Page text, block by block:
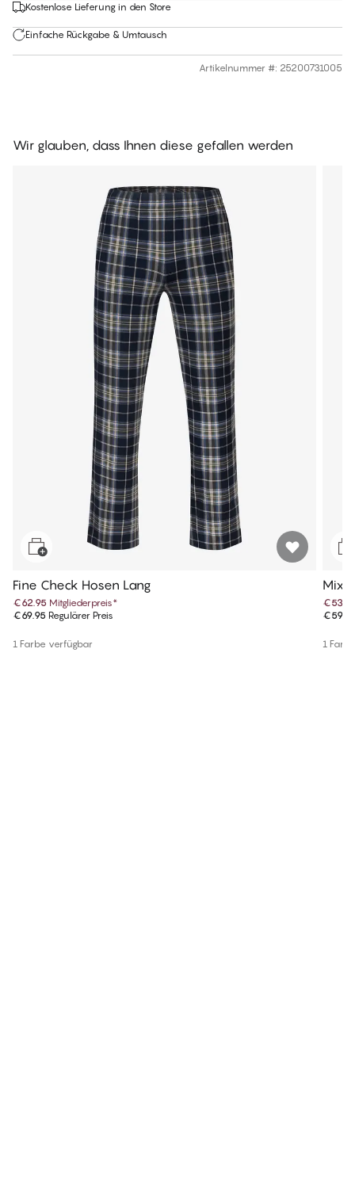
Kostenlose Lieferung in den Store
Einfache Rückgabe & Umtausch
Artikelnummer #: 25200731005
Wir glauben, dass Ihnen diese gefallen werden
Fine Check Hosen Lang
€62.95 Mitgliederpreis*
€69.95 Regulärer Preis
1 Farbe verfügbar
Mix
1